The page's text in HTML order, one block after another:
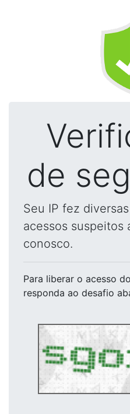
de
Seu IP fez
acessos suspeitos
conosco.
Para liberar o acesso
responda ao desafio